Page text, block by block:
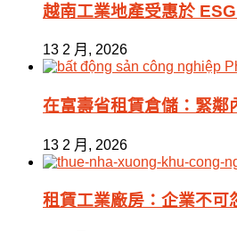
越南工業地產受惠於
13 2 月, 2026
在富壽省租賃倉儲：緊鄰
13 2 月, 2026
租賃工業廠房：企業不可